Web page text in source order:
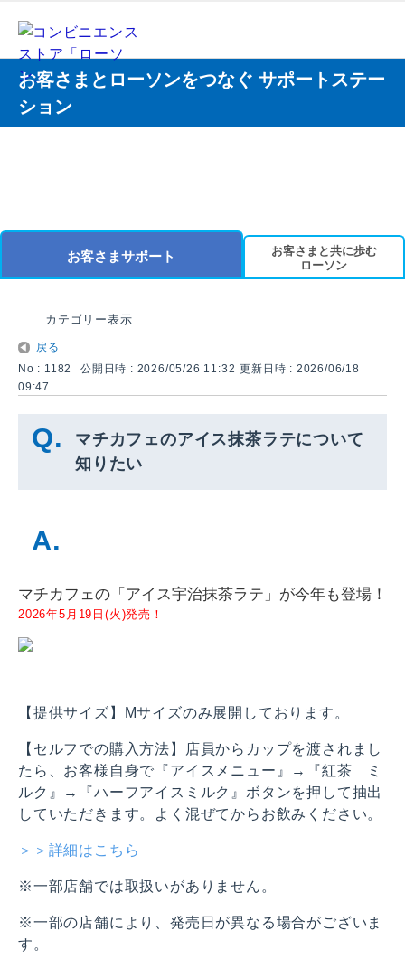
お客さまとローソンをつなぐ サポートステー
ション
お客さまサポート
お客さまと共に歩む
ローソン
カテゴリー表示
戻る
No : 1182
公開日時 : 2026/05/26 11:32 更新日時 : 2026/06/18
09:47
マチカフェのアイス抹茶ラテについて
知りたい
マチカフェの「アイス宇治抹茶ラテ」が今年も登場！
2026年5月19日(火)発売！
【提供サイズ】Mサイズのみ展開しております。
【セルフでの購入方法】店員からカップを渡されまし
たら、お客様自身で『アイスメニュー』→『紅茶 ミ
ルク』→『ハーフアイスミルク』ボタンを押して抽出
していただきます。よく混ぜてからお飲みください。
＞＞詳細はこちら
※一部店舗では取扱いがありません。
※一部の店舗により、発売日が異なる場合がございま
す。